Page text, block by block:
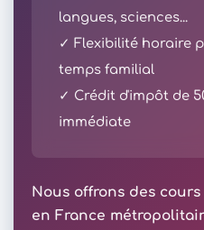
langues, sciences...
✓ Flexibilité horaire
temps familial
✓ Crédit d'impôt de
immédiate
Nous offrons des
en France